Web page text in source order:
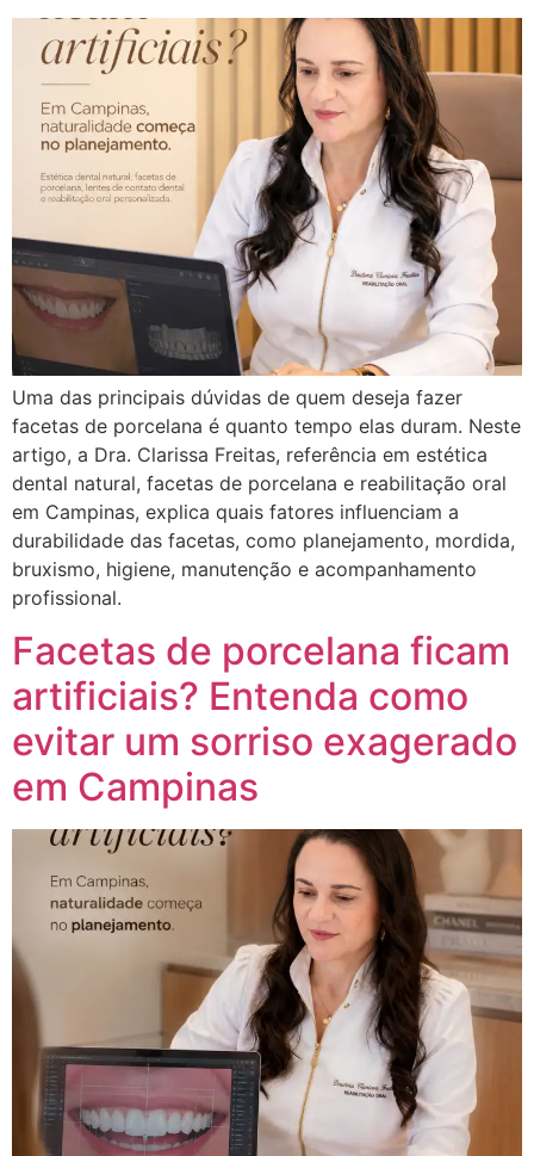
Uma das principais dúvidas de quem deseja fazer
facetas de porcelana é quanto tempo elas duram. Neste
artigo, a Dra. Clarissa Freitas, referência em estética
dental natural, facetas de porcelana e reabilitação oral
em Campinas, explica quais fatores influenciam a
durabilidade das facetas, como planejamento, mordida,
bruxismo, higiene, manutenção e acompanhamento
profissional.
Facetas de porcelana ficam
artificiais? Entenda como
evitar um sorriso exagerado
em Campinas